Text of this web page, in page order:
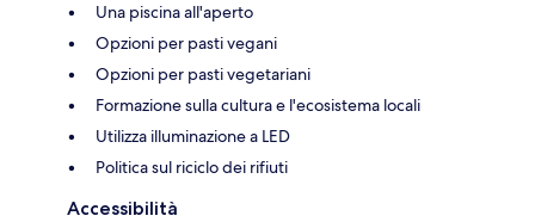
Una piscina all'aperto
Opzioni per pasti vegani
Opzioni per pasti vegetariani
Formazione sulla cultura e l'ecosistema locali
Utilizza illuminazione a LED
Politica sul riciclo dei rifiuti
Accessibilità